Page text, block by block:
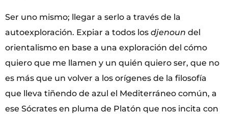
Ser uno mismo; llegar a serlo a través de la
autoexploración. Expiar a todos los djenoun del
orientalismo en base a una exploración del cómo
quiero que me llamen y un quién quiero ser, que no
es más que un volver a los orígenes de la filosofía
que lleva tiñendo de azul el Mediterráneo común, a
ese Sócrates en pluma de Platón que nos incita con